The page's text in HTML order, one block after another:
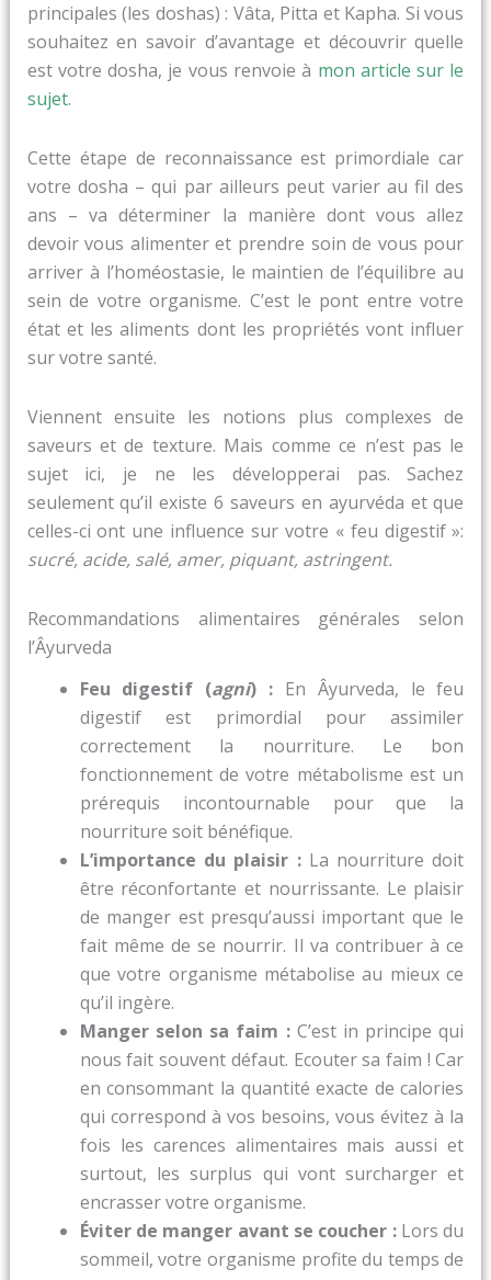
principales (les doshas) : Vâta, Pitta et Kapha. Si vous
souhaitez en savoir d’avantage et découvrir quelle
est votre dosha, je vous renvoie à mon article sur le
sujet.
Cette étape de reconnaissance est primordiale car
votre dosha – qui par ailleurs peut varier au fil des
ans – va déterminer la manière dont vous allez
devoir vous alimenter et prendre soin de vous pour
arriver à l’homéostasie, le maintien de l’équilibre au
sein de votre organisme. C’est le pont entre votre
état et les aliments dont les propriétés vont influer
sur votre santé.
Viennent ensuite les notions plus complexes de
saveurs et de texture. Mais comme ce n’est pas le
sujet ici, je ne les développerai pas. Sachez
seulement qu’il existe 6 saveurs en ayurvéda et que
celles-ci ont une influence sur votre « feu digestif »:
sucré, acide, salé, amer, piquant, astringent.
Recommandations alimentaires générales selon
l’Âyurveda
Feu digestif (agni) : En Âyurveda, le feu
digestif est primordial pour assimiler
correctement la nourriture. Le bon
fonctionnement de votre métabolisme est un
prérequis incontournable pour que la
nourriture soit bénéfique.
L’importance du plaisir :La nourriture doit
être réconfortante et nourrissante. Le plaisir
de manger est presqu’aussi important que le
fait même de se nourrir. Il va contribuer à ce
que votre organisme métabolise au mieux ce
qu’il ingère.
Manger selon sa faim :C’est in principe qui
nous fait souvent défaut. Ecouter sa faim ! Car
en consommant la quantité exacte de calories
qui correspond à vos besoins, vous évitez à la
fois les carences alimentaires mais aussi et
surtout, les surplus qui vont surcharger et
encrasser votre organisme.
Éviter de manger avant se coucher :Lors du
sommeil, votre organisme profite du temps de